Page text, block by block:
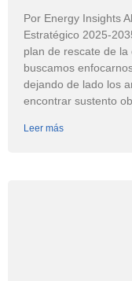
Por Energy Insights
Estratégico 2025-
plan de rescate de la
buscamos
dejando de lado los
encontrar sustento
Leer más